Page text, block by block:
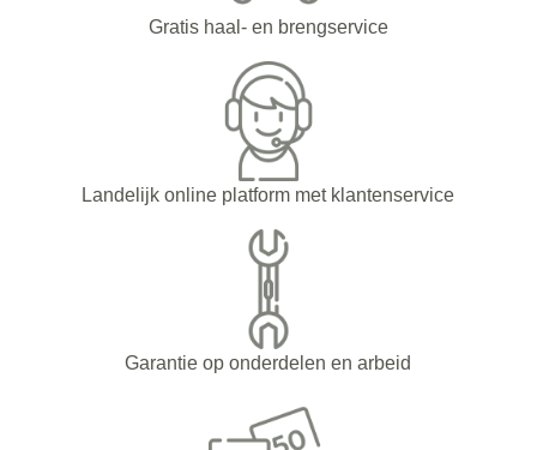
Gratis haal- en brengservice
Landelijk online platform met klantenservice
Garantie op onderdelen en arbeid